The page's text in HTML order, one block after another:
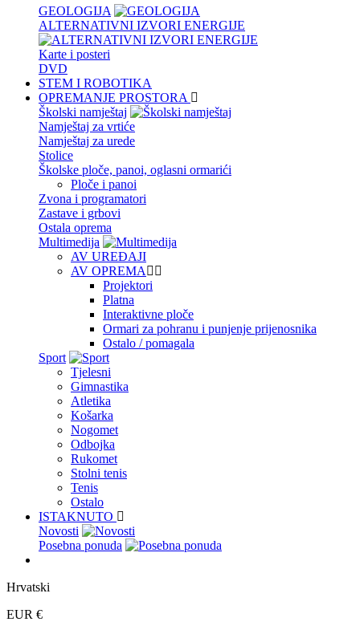
GEOLOGIJA
ALTERNATIVNI IZVORI ENERGIJE
Karte i posteri
DVD
STEM I ROBOTIKA
OPREMANJE PROSTORA
Školski namještaj
Namještaj za vrtiće
Namještaj za urede
Stolice
Školske ploče, panoi, oglasni ormarići
Ploče i panoi
Zvona i programatori
Zastave i grbovi
Ostala oprema
Multimedija
AV UREĐAJI
AV OPREMA
Projektori
Platna
Interaktivne ploče
Ormari za pohranu i punjenje prijenosnika
Ostalo / pomagala
Sport
Tjelesni
Gimnastika
Atletika
Košarka
Nogomet
Odbojka
Rukomet
Stolni tenis
Tenis
Ostalo
ISTAKNUTO
Novosti
Posebna ponuda
Hrvatski
EUR €